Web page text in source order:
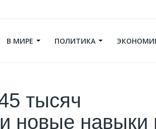
В МИРЕ ПОЛИТИКА
тысяч
новые навыки